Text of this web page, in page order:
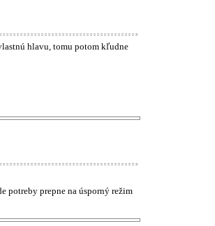
hlavu, tomu potom kľudne
potreby prepne na úsporný režim